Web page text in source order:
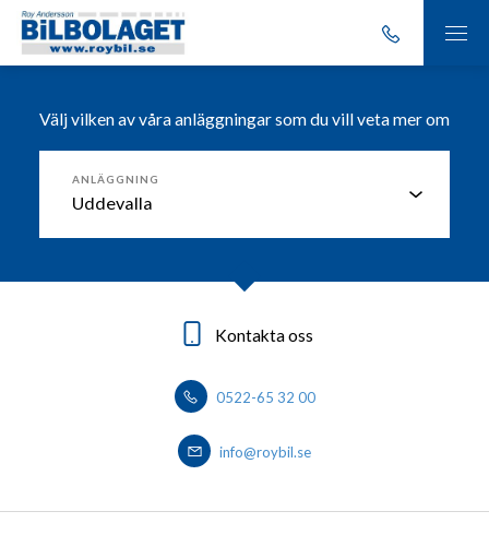
Välj vilken av våra anläggningar som du vill veta mer om
ANLÄGGNING
Kontakta oss
0522-65 32 00
info@roybil.se
Kontakta oss
0570-727400
info@roybil.se
Kontakta oss
0530 - 444 40
info@roybil.se
Kontakta oss
0303-20 86 00
info@roybil.se